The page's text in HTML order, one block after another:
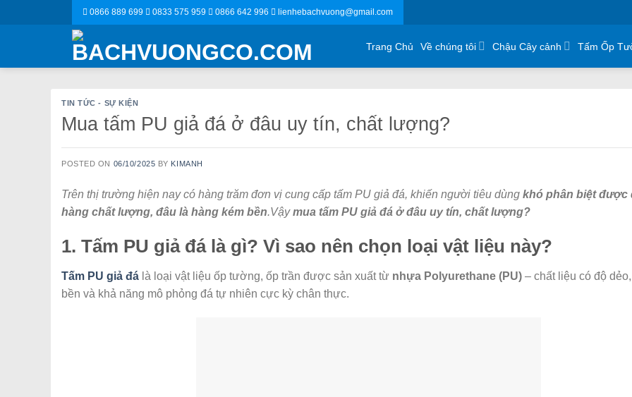
0866 889 699 0833 575 959 0866 642 996 lienhebachvuong@gmail.com
Trang Chủ Về chúng tôi Chậu Cây cảnh Tấm Ốp
TIN TỨC - SỰ KIỆN
Mua tấm PU giả đá ở đâu uy tín, chất lượng?
POSTED ON 06/10/2025 BY KIMANH
Trên thị trường hiện nay có hàng trăm đơn vị cung cấp tấm PU giả đá, khiến người tiêu dùng khó phân biệt được
hàng chất lượng, đâu là hàng kém bền.Vậymua tấm PU giả đá ở đâu uy tín, chất lượng?
1. Tấm PU giả đá là gì? Vì sao nên chọn loại vật liệu này?
Tấm PU giả đá là loại vật liệu ốp tường, ốp trần được sản xuất từ nhựa Polyurethane (PU) – chất liệu có độ
bền và khả năng mô phỏng đá tự nhiên cực kỳ chân thực.